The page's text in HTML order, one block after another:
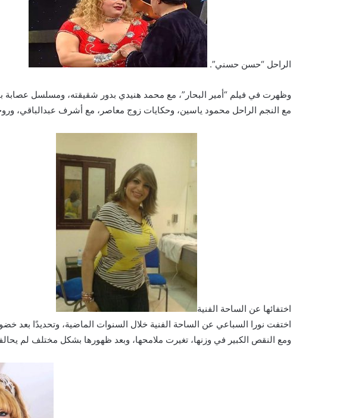
الراحل “حسن حسني”.
وظهرت في فيلم “أمير البحار”، مع محمد هنيدي بدور شقيقته، ومسلسل عصابة
مع النجم الراحل محمود ياسين، وحكايات زوج معاصر، مع أشرف عبدالباقي،
اختفائها عن الساحة الفنية
ومع النقص الكبير في وزنها، تغيرت ملامحها، وبعد ظهورها بشكل مختلف لم